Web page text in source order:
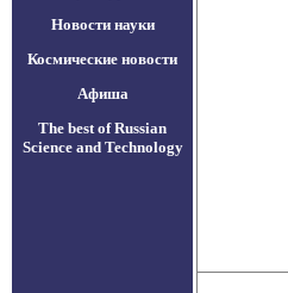
Новости науки
Космические новости
Афиша
The best of Russian
Science and Technology